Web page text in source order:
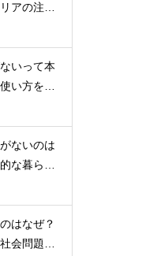
アの注意
いって本
い方を解
ないのは
な暮らし
はなぜ？
会問題を